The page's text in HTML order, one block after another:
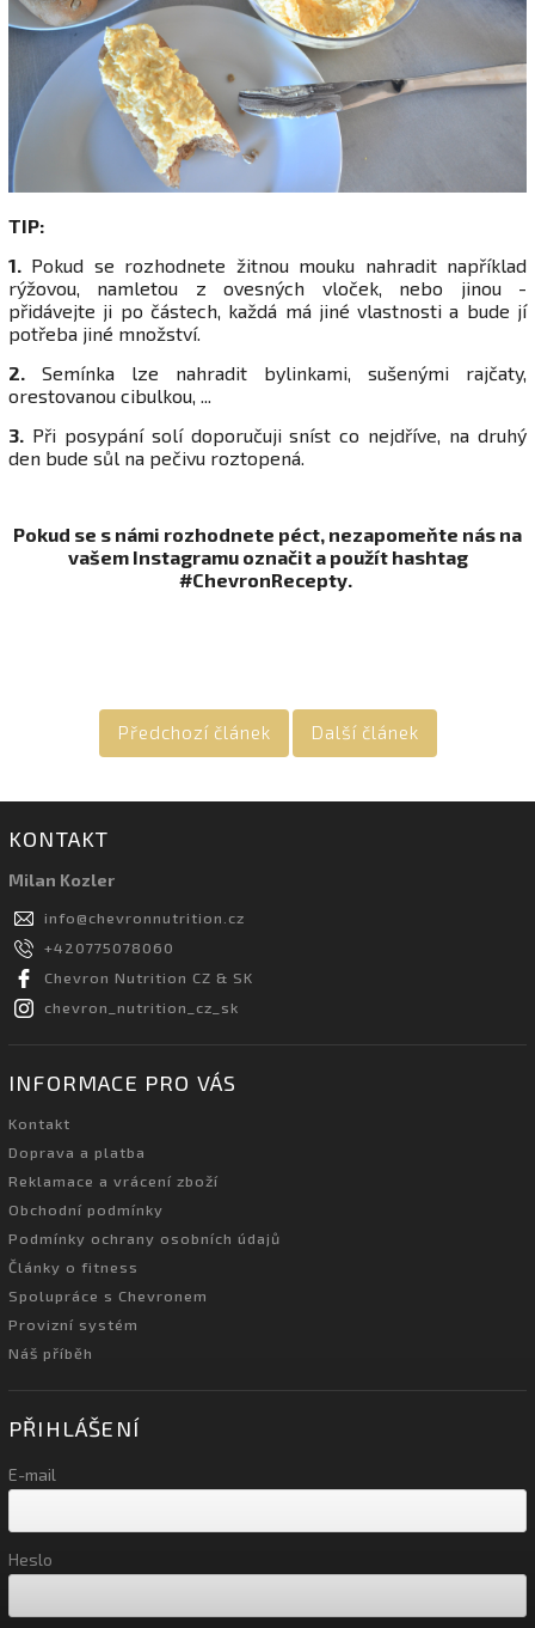
TIP:
1. Pokud se rozhodnete žitnou mouku nahradit například
rýžovou, namletou z ovesných vloček, nebo jinou -
přidávejte ji po částech, každá má jiné vlastnosti a bude jí
potřeba jiné množství.
2. Semínka lze nahradit bylinkami, sušenými rajčaty,
orestovanou cibulkou, ...
3. Při posypání solí doporučuji sníst co nejdříve, na druhý
den bude sůl na pečivu roztopená.
Pokud se s námi rozhodnete péct, nezapomeňte nás na
vašem Instagramu označit a použít hashtag
#ChevronRecepty.
Předchozí článek Další článek
KONTAKT
Milan Kozler
info@chevronnutrition.cz
+420775078060
Chevron Nutrition CZ & SK
chevron_nutrition_cz_sk
INFORMACE PRO VÁS
Kontakt
Doprava a platba
Reklamace a vrácení zboží
Obchodní podmínky
Podmínky ochrany osobních údajů
Články o fitness
Spolupráce s Chevronem
Provizní systém
Náš příběh
PŘIHLÁŠENÍ
E-mail
Heslo